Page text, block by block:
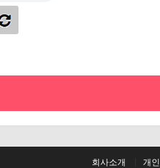
회사소개
개